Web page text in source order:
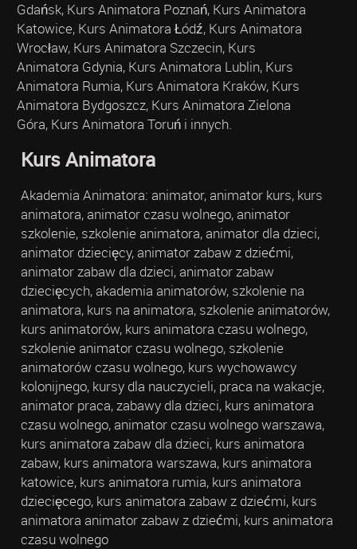
Gdańsk, Kurs Animatora Poznań, Kurs Animatora
Katowice, Kurs Animatora Łódź, Kurs Animatora
Wrocław, Kurs Animatora Szczecin, Kurs
Animatora Gdynia, Kurs Animatora Lublin, Kurs
Animatora Rumia, Kurs Animatora Kraków, Kurs
Animatora Bydgoszcz, Kurs Animatora Zielona
Góra, Kurs Animatora Toruń i innych.
Kurs Animatora
Akademia Animatora: animator, animator kurs, kurs
animatora, animator czasu wolnego, animator
szkolenie, szkolenie animatora, animator dla dzieci,
animator dziecięcy, animator zabaw z dziećmi,
animator zabaw dla dzieci, animator zabaw
dziecięcych, akademia animatorów, szkolenie na
animatora, kurs na animatora, szkolenie animatorów,
kurs animatorów, kurs animatora czasu wolnego,
szkolenie animator czasu wolnego, szkolenie
animatorów czasu wolnego, kurs wychowawcy
kolonijnego, kursy dla nauczycieli, praca na wakacje,
animator praca, zabawy dla dzieci, kurs animatora
czasu wolnego, animator czasu wolnego warszawa,
kurs animatora zabaw dla dzieci, kurs animatora
zabaw, kurs animatora warszawa, kurs animatora
katowice, kurs animatora rumia, kurs animatora
dziecięcego, kurs animatora zabaw z dziećmi, kurs
animatora animator zabaw z dziećmi, kurs animatora
czasu wolnego